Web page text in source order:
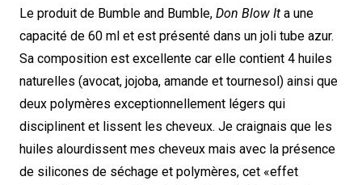
Le produit de Bumble and Bumble, Don Blow It a une
capacité de 60 ml et est présenté dans un joli tube azur.
Sa composition est excellente car elle contient 4 huiles
naturelles (avocat, jojoba, amande et tournesol) ainsi que
deux polymères exceptionnellement légers qui
disciplinent et lissent les cheveux. Je craignais que les
huiles alourdissent mes cheveux mais avec la présence
de silicones de séchage et polymères, cet «effet